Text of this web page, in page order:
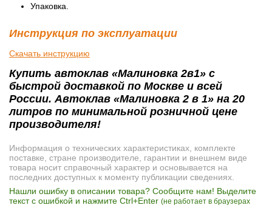
Упаковка.
Инструкция по эксплуатации
Скачать инструкцию
Купить автоклав «Малиновка 2в1» с
быстрой доставкой по Москве и всей
России. Автоклав «Малиновка 2 в 1» на 20
литров по минимальной розничной цене
производителя!
Информация о технических характеристиках, комплекте
поставке, стране производителе, гарантии и внешнем виде
товара носит справочный характер и основывается на
последних доступных к моменту публикации сведениях.
Нашли ошибку в описании товара? Сообщите нам! Выделите
текст с ошибкой и нажмите Ctrl+Enter (не работает в браузерах